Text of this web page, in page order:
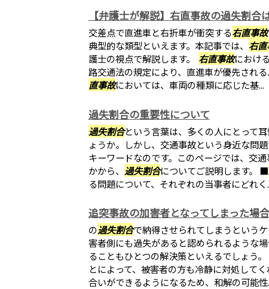
【弁護士が解説】右直事故の過失割合
交差点で直進車と右折車が衝突する右直事故
典型的な類型といえます。本記事では、 右
護士の視点で解説します。 右直事故におけ
路交通法の規定により、直進車が優先される
直事故においては、車両の種類に応じた基...
過失割合の重要性について
過失割合という言葉は、多くの人にとって
ょうか。しかし、交通事故という身近な問
キーワードなのです。このページでは、交
かから、 過失割合についてご説明します。 ■
る問題について、それぞれの当事者にどれく
追突事故の加害者となってしまった場
の過失割合で納得させられてしまうという
害者側にも過失があると認められるような
ることもひとつの解決策といえるでしょう
とによって、被害者の方も冷静に対処して
合いができるようになるため、和解の可能性